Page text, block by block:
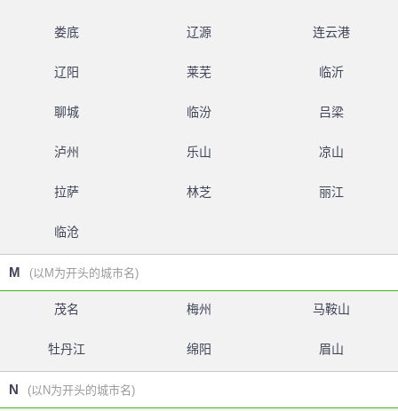
娄底 辽源 连云港
辽阳 莱芜 临沂
聊城 临汾 吕梁
泸州 乐山 凉山
拉萨 林芝 丽江
临沧
M (以M为开头的城市名)
茂名 梅州 马鞍山
牡丹江 绵阳 眉山
N (以N为开头的城市名)